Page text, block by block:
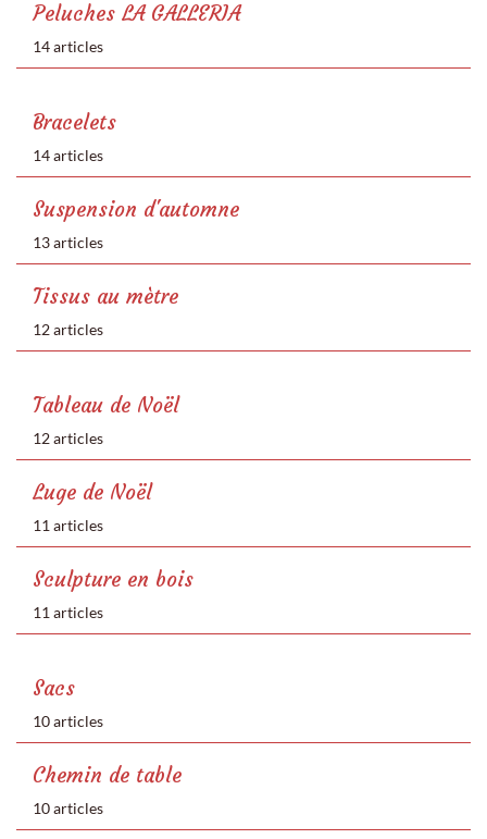
Peluches LA GALLERIA
14 articles
Bracelets
14 articles
Suspension d'automne
13 articles
Tissus au mètre
12 articles
Tableau de Noël
12 articles
Luge de Noël
11 articles
Sculpture en bois
11 articles
Sacs
10 articles
Chemin de table
10 articles